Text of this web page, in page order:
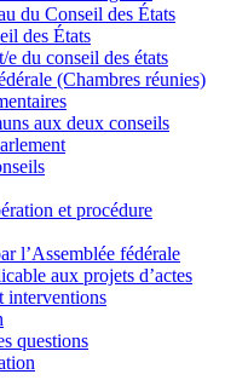
du Conseil des États
des États
e du conseil des états
(Chambres réunies)
aux deux conseils
et procédure
l’Assemblée fédérale
aux projets d’actes
interventions
questions